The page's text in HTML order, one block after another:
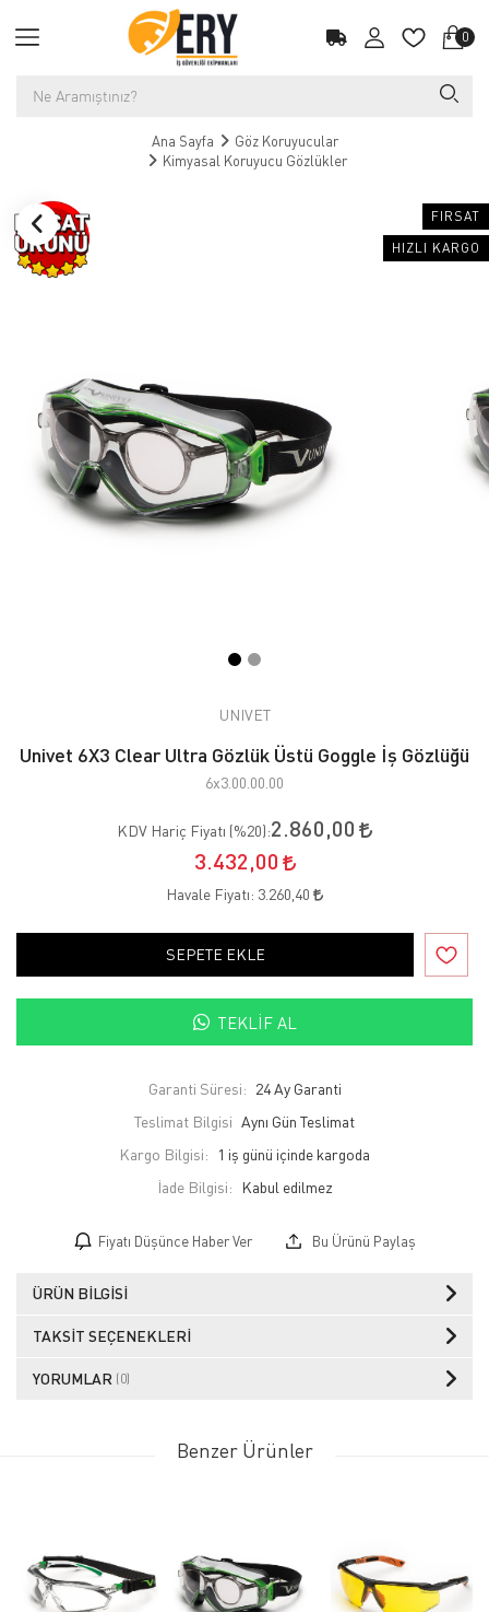
0
Ana Sayfa
Göz Koruyucular
Kimyasal Koruyucu Gözlükler
FIRSAT
HIZLI KARGO
UNIVET
Univet 6X3 Clear Ultra Gözlük Üstü Goggle İş Gözlüğü
6x3.00.00.00
KDV Hariç Fiyatı (%20):2.860,00
3.432,00
Havale Fiyatı: 3.260,40
SEPETE EKLE
TEKLIF AL
Garanti Süresi: 24 Ay Garanti
Teslimat Bilgisi Aynı Gün Teslimat
Kargo Bilgisi:
1 iş günü içinde kargoda
İade Bilgisi:
Fiyatı Düşünce Haber Ver Bu Ürünü Paylaş
ÜRÜN BILGISI
TAKSIT SEÇENEKLERI
YORUMLAR (0)
Benzer Ürünler